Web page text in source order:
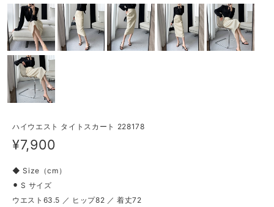
ハイウエスト タイトスカート 228178
¥7,900
◆ Size（cm）
⚫︎ S サイズ
ウエスト63.5 ／ ヒップ82 ／ 着丈72